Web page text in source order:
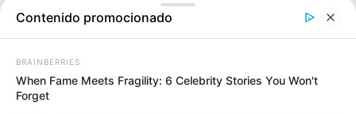
ÚLTIMAS NOTICIAS
DE
Contenido promocionado
BRAINBERRIES
When Fame Meets Fragility: 6 Celebrity Stories You Won't
Forget